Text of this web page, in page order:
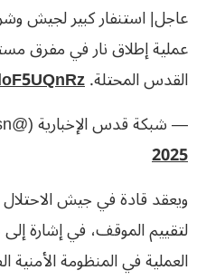
عاجل| استنفار كبير لجيش
عملية إطلاق نار في مفرق
القدس المحتلة.
— شبكة قدس الإخبارية (@qudsn)
2025
ويعقد قادة في جيش
لتقييم الموقف، في إشارة
العملية في المنظومة الأمنية